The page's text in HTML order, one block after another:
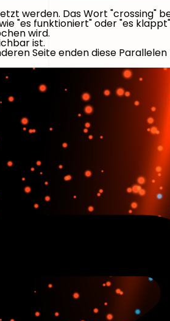
werden. Das Wort "crossing"
"es funktioniert" oder "es
wird.
ist.
Seite enden diese